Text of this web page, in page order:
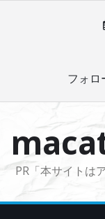
に
フォロ
PR「本サイトは